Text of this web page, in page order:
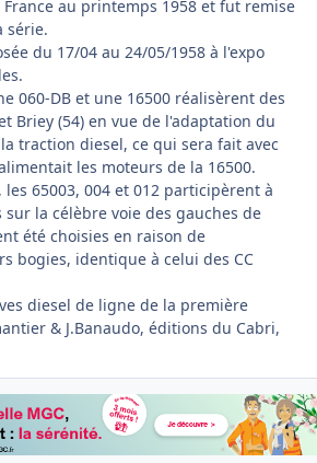
France au printemps 1958 et fut remise
série.
du 17/04 au 24/05/1958 à l'expo
060-DB et une 16500 réalisèrent des
Briey (54) en vue de l'adaptation du
traction diesel, ce qui sera fait avec
les moteurs de la 16500.
65003, 004 et 012 participèrent à
sur la célèbre voie des gauches de
été choisies en raison de
bogies, identique à celui des CC
diesel de ligne de la première
& J.Banaudo, éditions du Cabri,